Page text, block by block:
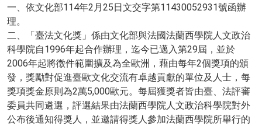
一、依文化部114年2月25日文交字第11430052931號函辦
理。
二、「臺法文化獎」係由文化部與法國法蘭西學院人文政治
科學院自1996年起合作辦理，迄今已邁入第29屆，並於
2006年起將徵件範圍擴及為全歐洲，藉由每年2個獎項的頒
發，獎勵對促進臺歐文化交流有卓越貢獻的單位及人士，每
獎項獎金原則為2萬5,000歐元。每屆獲獎者皆由臺、法評審
委員共同遴選，評選結果由法蘭西學院人文政治科學院對外
公布後通知得獎人，並邀請得獎人參加法蘭西學院所舉行的